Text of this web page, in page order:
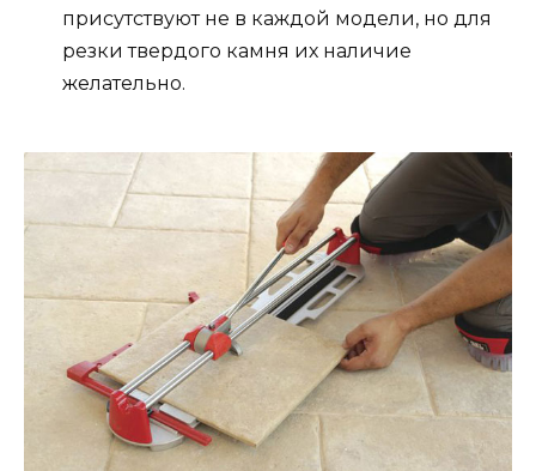
присутствуют не в каждой модели, но для
резки твердого камня их наличие
желательно.